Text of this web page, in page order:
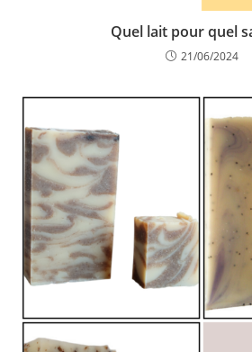
Quel lait pour quel
21/06/2024